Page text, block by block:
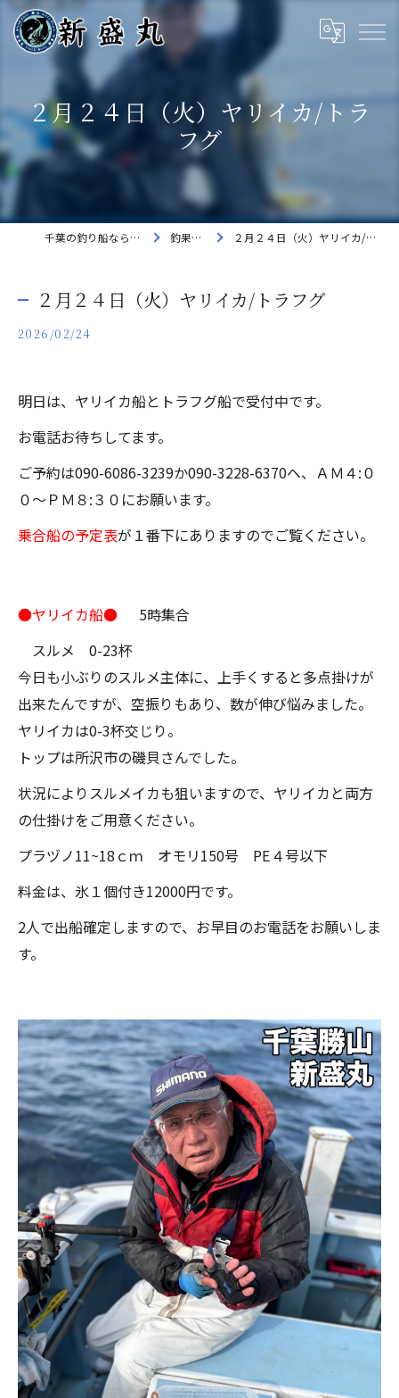
２月２４日（火）ヤリイカ/トラ
フグ
千葉の釣り船なら新盛丸 釣果速報 ２月２４日（火）ヤリイカ/トラフグ
２月２４日（火）ヤリイカ/トラフグ
2026/02/24
明日は、ヤリイカ船とトラフグ船で受付中です。
お電話お待ちしてます。
ご予約は090-6086-3239か090-3228-6370へ、ＡＭ４:０
０～ＰＭ８:３０にお願います。
乗合船の予定表が１番下にありますのでご覧ください。
●ヤリイカ船●
5時集合
スルメ 0-23杯
今日も小ぶりのスルメ主体に、上手くすると多点掛けが
出来たんですが、空振りもあり、数が伸び悩みました。
ヤリイカは0-3杯交じり。
トップは所沢市の磯貝さんでした。
状況によりスルメイカも狙いますので、ヤリイカと両方
の仕掛けをご用意ください。
プラヅノ11~18ｃｍ オモリ150号 PE４号以下
料金は、氷１個付き12000円です。
2人で出船確定しますので、お早目のお電話をお願いしま
す。